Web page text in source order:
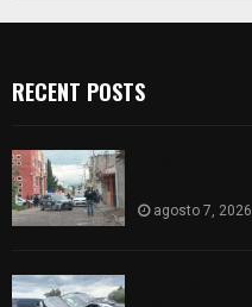
RECENT POSTS
agosto 7, 2026